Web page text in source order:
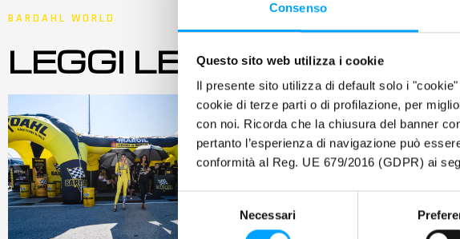
Consenso
Questo sito web utilizza i cookie
Il presente sito utilizza di default solo i
cookie di terze parti o di profilazione, per
con noi. Ricorda che la chiusura del banner
pertanto l’esperienza di navigazione può
conformità al Reg. UE 679/2016 (GDPR) ai
S
e
Necessari
BARDAHL WORLD
LEGGI LE ULTIME